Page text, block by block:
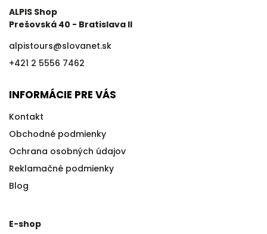
ALPIS Shop
Prešovská 40 - Bratislava II
alpistours@slovanet.sk
+421 2 5556 7462
INFORMÁCIE PRE VÁS
Kontakt
Obchodné podmienky
Ochrana osobných údajov
Reklamačné podmienky
Blog
E-shop